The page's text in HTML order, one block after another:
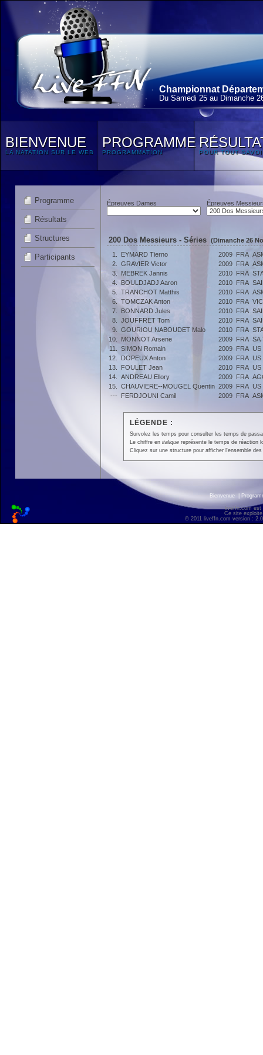
Championnat
Du Samedi 25 au Dimanche
BIENVENUE
LA NATATION SUR LE WEB
PROGRAMME
PROGRAMMATION POUR TOUT
Programme
Résultats
Structures
Participants
Épreuves Dames Épreuves
200 Dos Messieurs - Séries (Dimanche 26
1.
EYMARD Tierno 2009 FRA
2.
GRAVIER Victor 2009 FRA
3.
MEBREK Jannis 2010 FRA
4.
BOULDJADJ Aaron 2010 FRA
5.
TRANCHOT Matthis 2010 FRA
6.
TOMCZAK Anton 2010 FRA
7.
BONNARD Jules 2010 FRA
8.
JOUFFRET Tom 2010 FRA
9.
GOURIOU NABOUDET Malo 2010 FRA
10.
MONNOT Arsene 2009 FRA SA
11.
SIMON Romain 2009 FRA US
12.
DOPEUX Anton 2009 FRA US
13.
FOULET Jean 2010 FRA US
14.
ANDREAU Ellory 2009 FRA
15.
CHAUVIERE--MOUGEL Quentin 2009 FRA US
--- FERDJOUNI Camil 2009 FRA
LÉGENDE :
Survolez les temps pour consulter les temps de
Le chiffre en italiquereprésente le temps de réaction
Cliquez sur une structure pour afficher l'ensemble
Bienvenue
liveffn.com est
Ce site
© 2011 liveffn.com version :